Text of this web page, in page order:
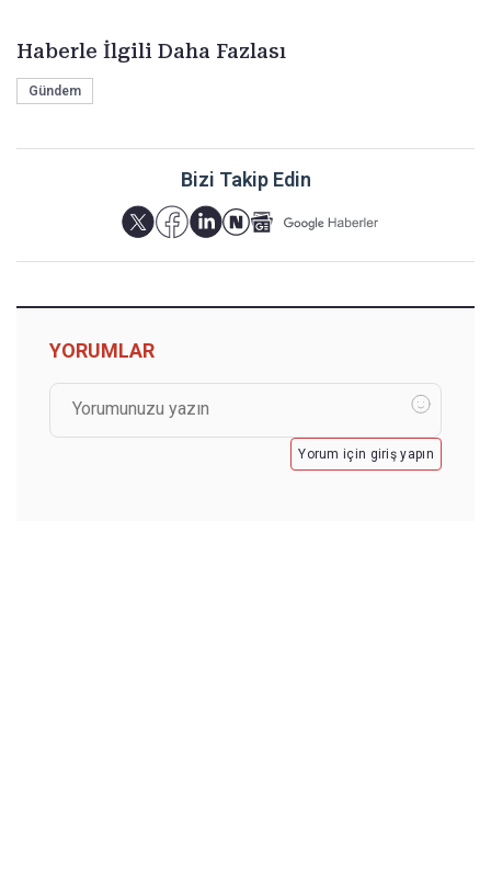
Haberle İlgili Daha Fazlası
Gündem
Bizi Takip Edin
YORUMLAR
Yorum için giriş yapın